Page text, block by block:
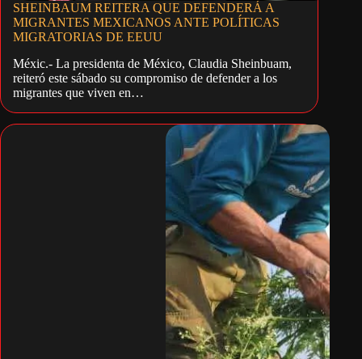
SHEINBAUM REITERA QUE DEFENDERÁ A
MIGRANTES MEXICANOS ANTE POLÍTICAS
MIGRATORIAS DE EEUU
Méxic.- La presidenta de México, Claudia Sheinbuam,
reiteró este sábado su compromiso de defender a los
migrantes que viven en…